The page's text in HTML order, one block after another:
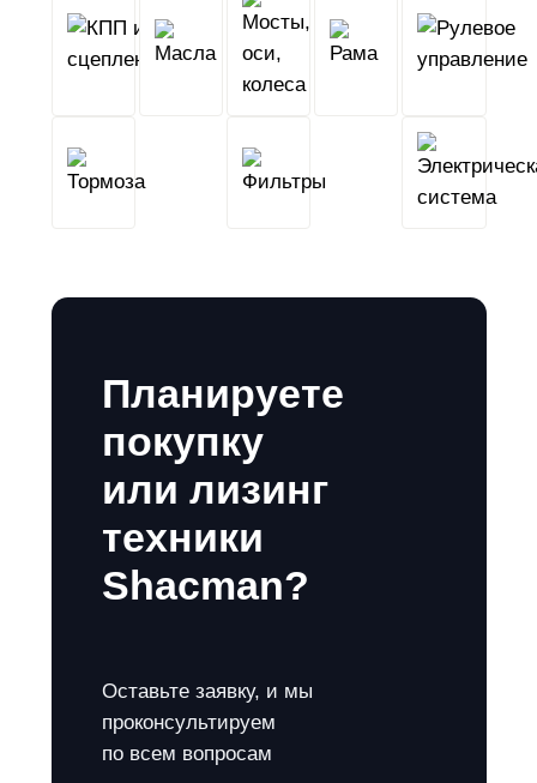
КПП
и
сцепление
Масла
оси,
Рама
Тормоза Фильтры
Планируете
покупку
или лизинг
техники
Shacman?
Оставьте заявку, и мы
проконсультируем
по всем вопросам